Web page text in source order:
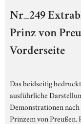
Nr_249
Prinz von
Vorderseite
Das beidseitig
ausführliche
Demonstrationen
Prinzem von Preußen.